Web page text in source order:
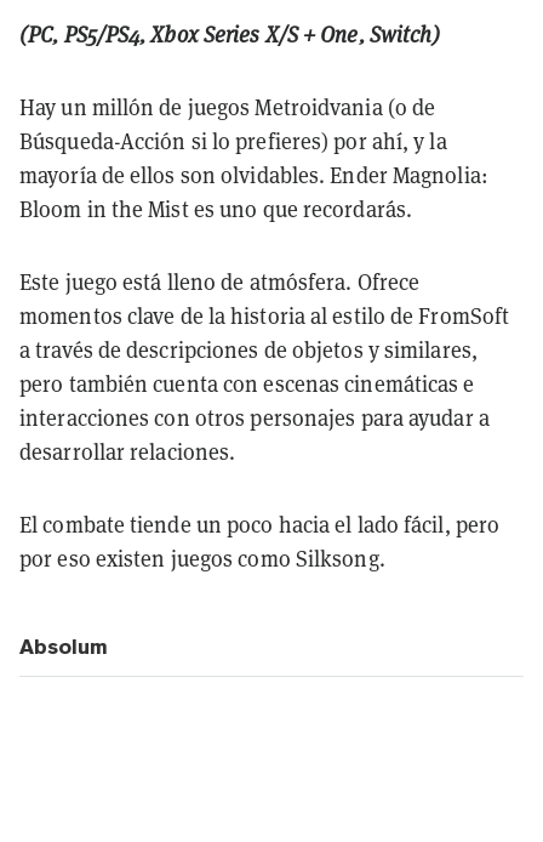
(PC, PS5/PS4, Xbox Series X/S + One, Switch)
Hay un millón de juegos Metroidvania (o de
Búsqueda-Acción si lo prefieres) por ahí, y la
mayoría de ellos son olvidables. Ender Magnolia:
Bloom in the Mist es uno que recordarás.
Este juego está lleno de atmósfera. Ofrece
momentos clave de la historia al estilo de FromSoft
a través de descripciones de objetos y similares,
pero también cuenta con escenas cinemáticas e
interacciones con otros personajes para ayudar a
desarrollar relaciones.
El combate tiende un poco hacia el lado fácil, pero
por eso existen juegos como Silksong.
Absolum